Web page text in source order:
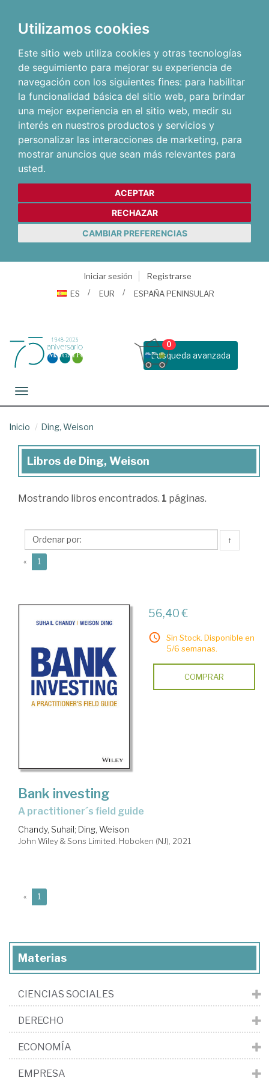
Utilizamos cookies
Este sitio web utiliza cookies y otras tecnologías
de seguimiento para mejorar su experiencia de
navegación con los siguientes fines: para habilitar
la funcionalidad básica del sitio web, para brindar
una mejor experiencia en el sitio web, medir su
interés en nuestros productos y servicios y
personalizar las interacciones de marketing, para
mostrar anuncios que sean más relevantes para
usted.
ACEPTAR
RECHAZAR
CAMBIAR PREFERENCIAS
Iniciar sesión
Registrarse
ES
EUR ESPAÑA PENINSULAR
Busqueda avanzada
0
Toggle navigation
Inicio Ding, Weison
Libros
Ding,
Libros de Ding, Weison
Mostrando libros encontrados. 1 páginas.
↑
« 1
56,40 €
Sin Stock. Disponible en
5/6 semanas.
COMPRAR
Bank investing
a practitioner´s field guide
Chandy, Suhail; Ding, Weison
John Wiley & Sons Limited. Hoboken (NJ), 2021
« 1
Materias
CIENCIAS SOCIALES
DERECHO
ECONOMÍA
EMPRESA